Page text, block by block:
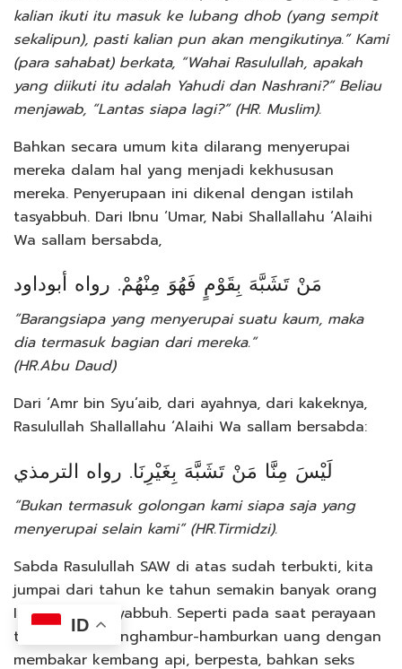
kalian ikuti itu masuk ke lubang dhob (yang sempit
sekalipun), pasti kalian pun akan mengikutinya.” Kami
(para sahabat) berkata, “Wahai Rasulullah, apakah
yang diikuti itu adalah Yahudi dan Nashrani?” Beliau
menjawab, “Lantas siapa lagi?” (HR. Muslim).
Bahkan secara umum kita dilarang menyerupai
mereka dalam hal yang menjadi kekhususan
mereka. Penyerupaan ini dikenal dengan istilah
tasyabbuh. Dari Ibnu ‘Umar, Nabi Shallallahu ‘Alaihi
Wa sallam bersabda,
مَنْ تَشَبَّهَ بِقَوْمٍ فَهُوَ مِنْهُمْ. رواه أبوداود
“Barangsiapa yang menyerupai suatu kaum, maka
dia termasuk bagian dari mereka.”
(HR.Abu Daud)
Dari ‘Amr bin Syu’aib, dari ayahnya, dari kakeknya,
Rasulullah Shallallahu ‘Alaihi Wa sallam bersabda:
لَيْسَ مِنَّا مَنْ تَشَبَّهَ بِغَيْرِنَا. رواه الترمذي
“Bukan termasuk golongan kami siapa saja yang
menyerupai selain kami” (HR.Tirmidzi).
Sabda Rasulullah SAW di atas sudah terbukti, kita
jumpai dari tahun ke tahun semakin banyak orang
Islam yang tasyabbuh. Seperti pada saat perayaan
tahun baru menghambur-hamburkan uang dengan
membakar kembang api, berpesta, bahkan seks
ID